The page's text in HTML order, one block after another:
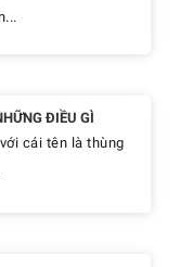
ĐIỀU GÌ
cái tên là thùng